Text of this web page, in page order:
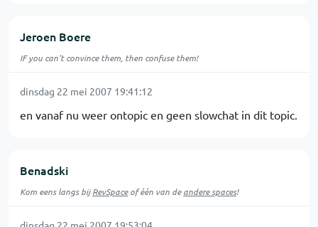
Jeroen Boere
IF you can't convince them, then confuse them!
dinsdag 22 mei 2007 19:41:12
en vanaf nu weer ontopic en geen slowchat in dit topic.
Benadski
Kom eens langs bijRevSpaceof één van deandere spaces!